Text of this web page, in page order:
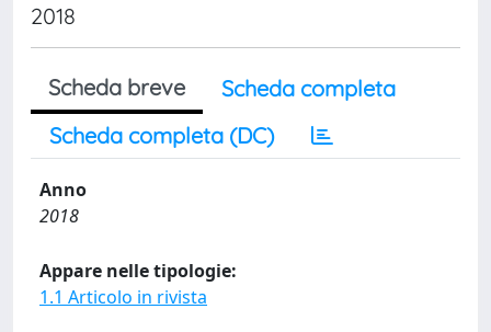
2018
Scheda breve
Scheda completa
Scheda completa (DC)
Anno
2018
Appare nelle tipologie:
1.1 Articolo in rivista